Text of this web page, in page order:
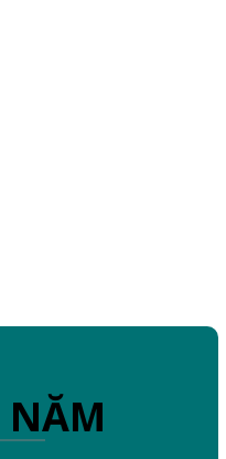
NĂM